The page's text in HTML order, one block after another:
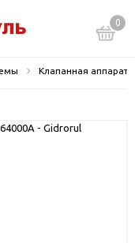
0
Клапанная